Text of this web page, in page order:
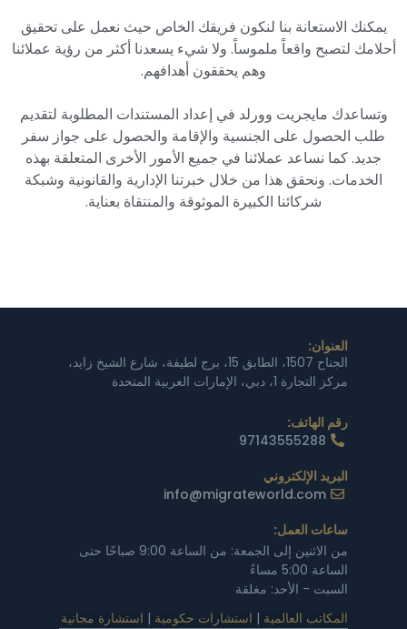
يمكنك الاستعانة بنا لنكون فريقك الخاص حيث نعمل على تحقيق
أحلامك لتصبح واقعاً ملموساً. ولا شيء يسعدنا أكثر من رؤية عملائنا
وهم يحققون أهدافهم.
وتساعدك مايجريت وورلد في إعداد المستندات المطلوبة لتقديم
طلب الحصول على الجنسية والإقامة والحصول على جواز سفر
جديد. كما نساعد عملائنا في جميع الأمور الأخرى المتعلقة بهذه
الخدمات. ونحقق هذا من خلال خبرتنا الإدارية والقانونية وشبكة
شركائنا الكبيرة الموثوقة والمنتقاة بعناية.
العنوان:
الجناح 1507، الطابق 15، برج لطيفة، شارع الشيخ زايد،
مركز التجارة 1، دبي، الإمارات العربية المتحدة
رقم الهاتف:
97143555288
البريد الإلكتروني
info@migrateworld.com
ساعات العمل:
من الاثنين إلى الجمعة: من الساعة 9:00 صباحًا حتى
الساعة 5:00 مساءً
السبت - الأحد: مغلقة
المكاتب العالمية | استشارات حكومية | استشارة مجانية